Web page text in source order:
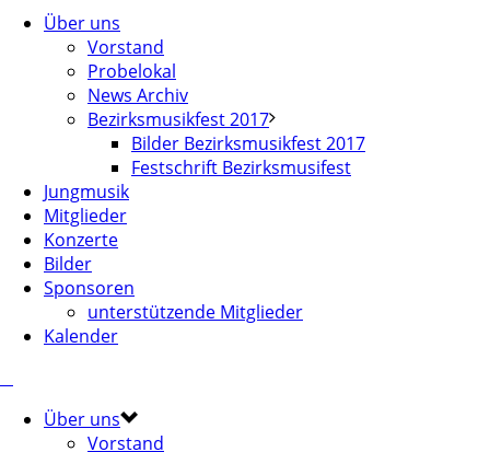
Über uns
Vorstand
Probelokal
News Archiv
Bezirksmusikfest 2017
Bilder Bezirksmusikfest 2017
Festschrift Bezirksmusifest
Jungmusik
Mitglieder
Konzerte
Bilder
Sponsoren
unterstützende Mitglieder
Kalender
Über uns
Vorstand